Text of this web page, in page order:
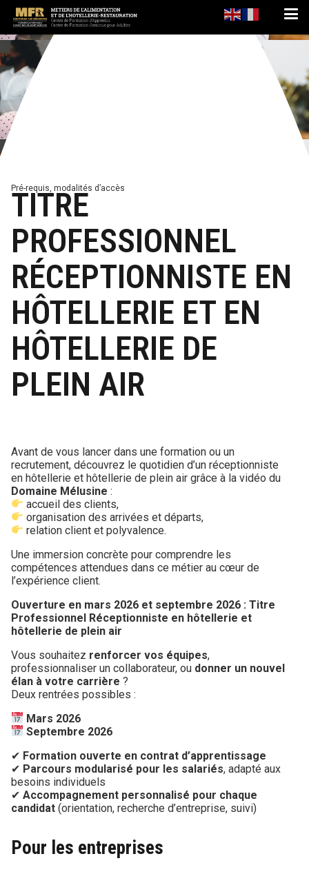
Pré-requis, modalités d’accès
TITRE
PROFESSIONNEL
RÉCEPTIONNISTE EN
HÔTELLERIE ET EN
HÔTELLERIE DE
PLEIN AIR
Avant de vous lancer dans une formation ou un
recrutement, découvrez le quotidien d’un réceptionniste
en hôtellerie et hôtellerie de plein air grâce à la vidéo du
Domaine Mélusine :
accueil des clients,
organisation des arrivées et départs,
relation client et polyvalence.
Une immersion concrète pour comprendre les
compétences attendues dans ce métier au cœur de
l’expérience client.
Ouverture en mars 2026 et septembre 2026 : Titre
Professionnel Réceptionniste en hôtellerie et
hôtellerie de plein air
Vous souhaitez renforcer vos équipes,
professionnaliser un collaborateur, ou donner un nouvel
élan à votre carrière ?
Deux rentrées possibles :
Mars 2026
Septembre 2026
✔ Formation ouverte en contrat d’apprentissage
✔ Parcours modularisé pour les salariés, adapté aux
besoins individuels
✔ Accompagnement personnalisé pour chaque
candidat (orientation, recherche d’entreprise, suivi)
Pour les entreprises